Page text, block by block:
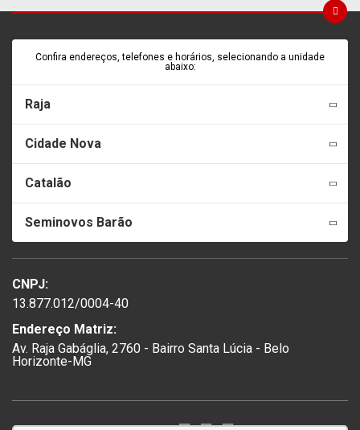
Confira endereços, telefones e horários, selecionando a unidade
abaixo:
Raja
Cidade Nova
Catalão
Seminovos Barão
CNPJ:
13.877.012/0004-40
Endereço Matriz:
Av. Raja Gabáglia, 2760 - Bairro Santa Lúcia - Belo
Horizonte-MG